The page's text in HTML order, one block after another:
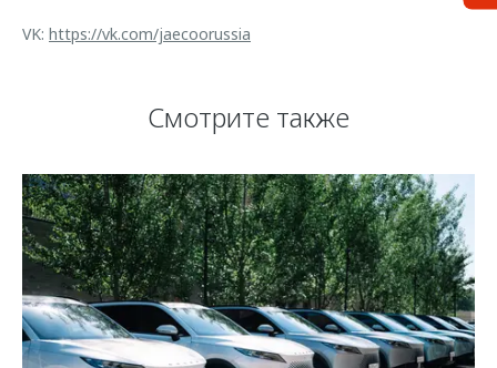
VK: https://vk.com/jaecoorussia
Смотрите также